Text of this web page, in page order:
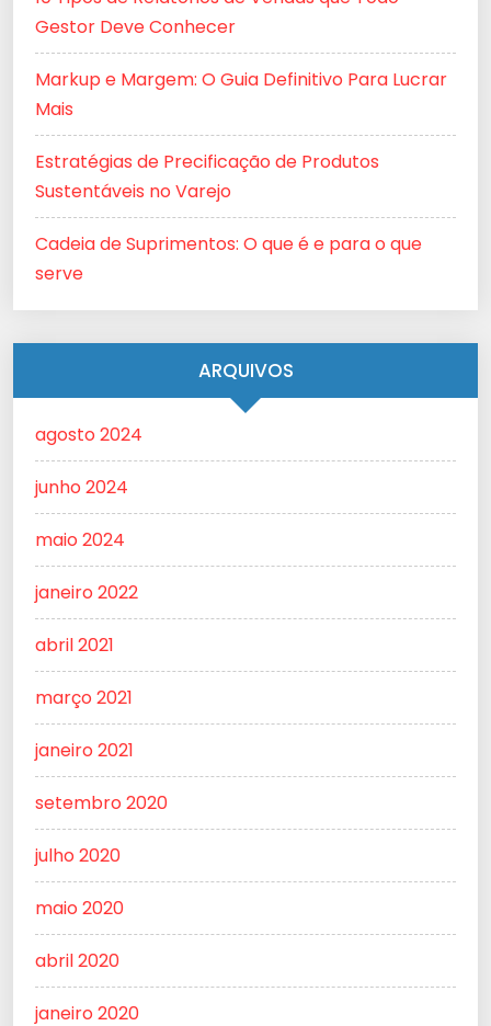
Gestor Deve Conhecer
Markup e Margem: O Guia Definitivo Para Lucrar
Mais
Estratégias de Precificação de Produtos
Sustentáveis no Varejo
Cadeia de Suprimentos: O que é e para o que
serve
ARQUIVOS
agosto 2024
junho 2024
maio 2024
janeiro 2022
abril 2021
março 2021
janeiro 2021
setembro 2020
julho 2020
maio 2020
abril 2020
janeiro 2020